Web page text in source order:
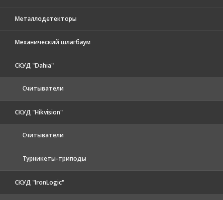
Металлодетекторы
Механический шлагбаум
СКУД "Dahia"
Считыватели
СКУД "Hikvision"
Считыватели
Турникеты-триподы
СКУД "IronLogic"